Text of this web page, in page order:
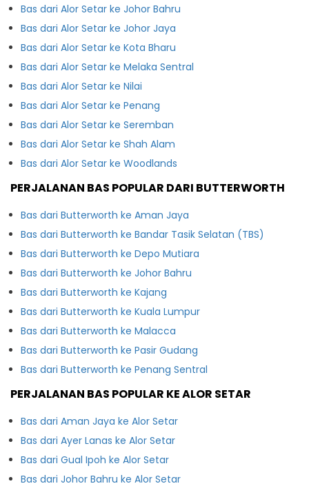
Bas dari Alor Setar ke Johor Bahru
Bas dari Alor Setar ke Johor Jaya
Bas dari Alor Setar ke Kota Bharu
Bas dari Alor Setar ke Melaka Sentral
Bas dari Alor Setar ke Nilai
Bas dari Alor Setar ke Penang
Bas dari Alor Setar ke Seremban
Bas dari Alor Setar ke Shah Alam
Bas dari Alor Setar ke Woodlands
PERJALANAN BAS POPULAR DARI BUTTERWORTH
Bas dari Butterworth ke Aman Jaya
Bas dari Butterworth ke Bandar Tasik Selatan (TBS)
Bas dari Butterworth ke Depo Mutiara
Bas dari Butterworth ke Johor Bahru
Bas dari Butterworth ke Kajang
Bas dari Butterworth ke Kuala Lumpur
Bas dari Butterworth ke Malacca
Bas dari Butterworth ke Pasir Gudang
Bas dari Butterworth ke Penang Sentral
PERJALANAN BAS POPULAR KE ALOR SETAR
Bas dari Aman Jaya ke Alor Setar
Bas dari Ayer Lanas ke Alor Setar
Bas dari Gual Ipoh ke Alor Setar
Bas dari Johor Bahru ke Alor Setar